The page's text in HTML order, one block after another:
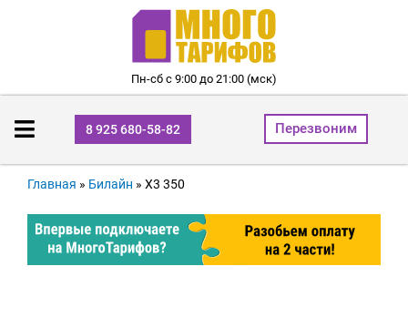
Пн-сб с 9:00 до 21:00 (мск)
8 925 680-58-82 Перезвоним
Главная » Билайн » Х3 350